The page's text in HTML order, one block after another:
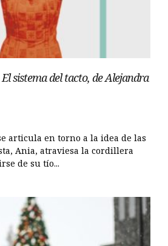
sistema del tacto, de Alejandra
articula en torno a la idea de las
Ania, atraviesa la cordillera
de su tío...